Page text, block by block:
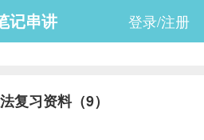
记串讲 登录/注册
复习资料（9）